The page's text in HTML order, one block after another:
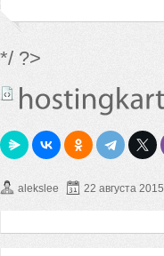
*/ ?>
alekslee 22 августа 2015